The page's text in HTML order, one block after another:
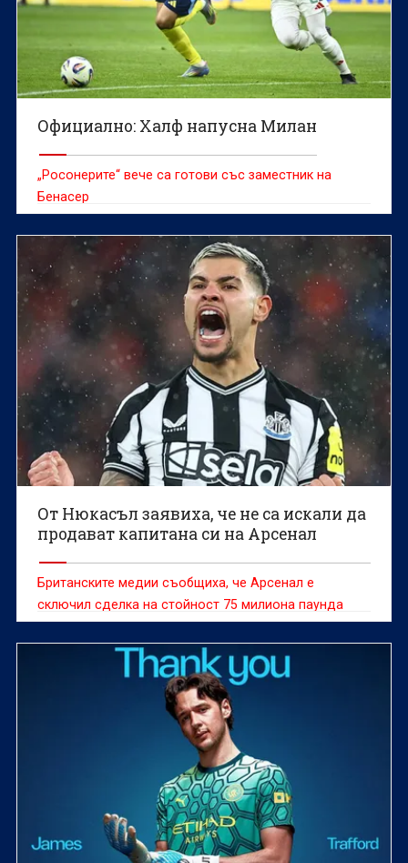
Официално: Халф напусна Милан
„Росонерите“ вече са готови със заместник на
Бенасер
От Нюкасъл заявиха, че не са искали да
продават капитана си на Арсенал
Британските медии съобщиха, че Арсенал е
сключил сделка на стойност 75 милиона паунда